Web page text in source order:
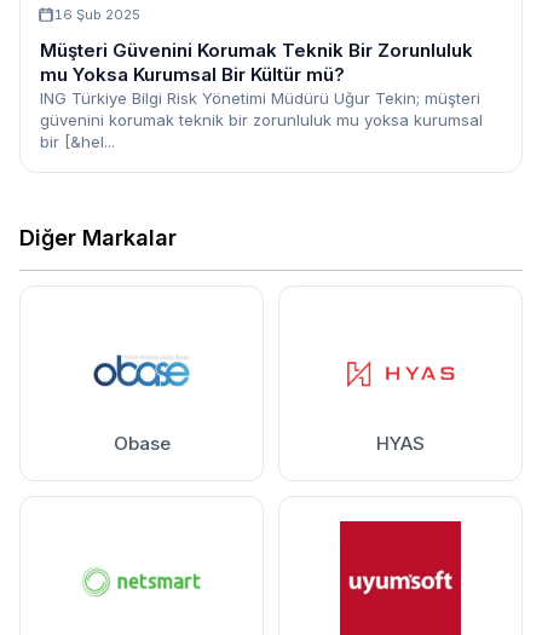
16 Şub 2025
Müşteri Güvenini Korumak Teknik Bir Zorunluluk
mu Yoksa Kurumsal Bir Kültür mü?
ING Türkiye Bilgi Risk Yönetimi Müdürü Uğur Tekin; müşteri
güvenini korumak teknik bir zorunluluk mu yoksa kurumsal
bir [&hel...
Diğer Markalar
Obase HYAS